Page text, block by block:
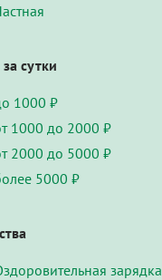
сутки
1000 ₽
1000 до 2000 ₽
2000 до 5000 ₽
5000 ₽
зарядка